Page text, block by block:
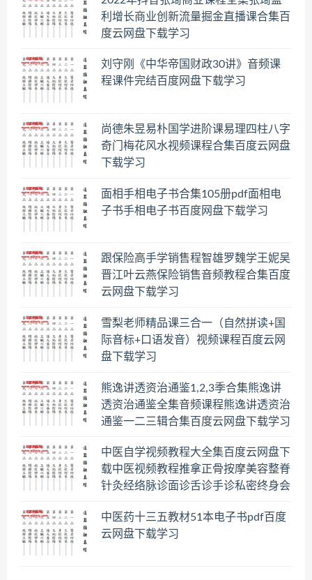
利增长商业创新流量掘金直播课合集百
度云网盘下载学习
刘守刚《中华帝国财政30讲》音频课
程课件完结百度网盘下载学习
尚德朱昱易朴国学进阶课易理四柱八字
奇门梅花风水视频课程合集百度云网盘
下载学习
面相手相电子书合集105册pdf面相电
子书手相电子书百度网盘下载学习
跟保险高手学销售程智雄罗魏学王妮吴
晋江叶云燕保险销售音频教程合集百度
云网盘下载学习
雪梨老师精品课三合一（自然拼读+国
际音标+口语发音）视频课程百度云网
盘下载学习
熊逸讲透资治通鉴1,2,3季合集熊逸讲
透资治通鉴全集音频课程熊逸讲透资治
通鉴一二三辑合集百度云网盘下载学习
中医自学视频教程大全集百度云网盘下
载中医视频教程推拿正骨按摩美容整脊
针灸经络脉诊面诊舌诊手诊私密终身会
中医药十三五教材51本电子书pdf百度
云网盘下载学习